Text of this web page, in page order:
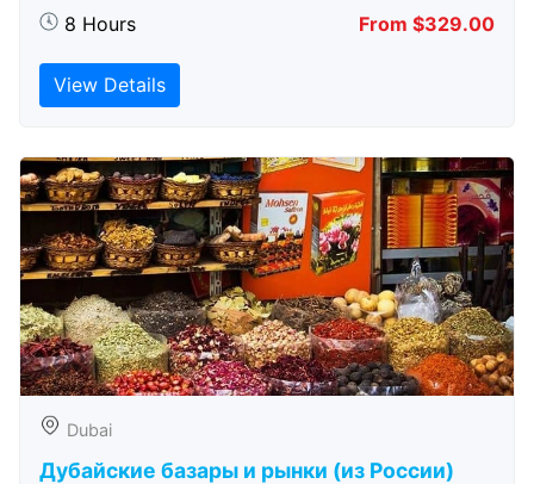
8 Hours From $329.00
View Details
Dubai
Дубайские базары и рынки (из России)